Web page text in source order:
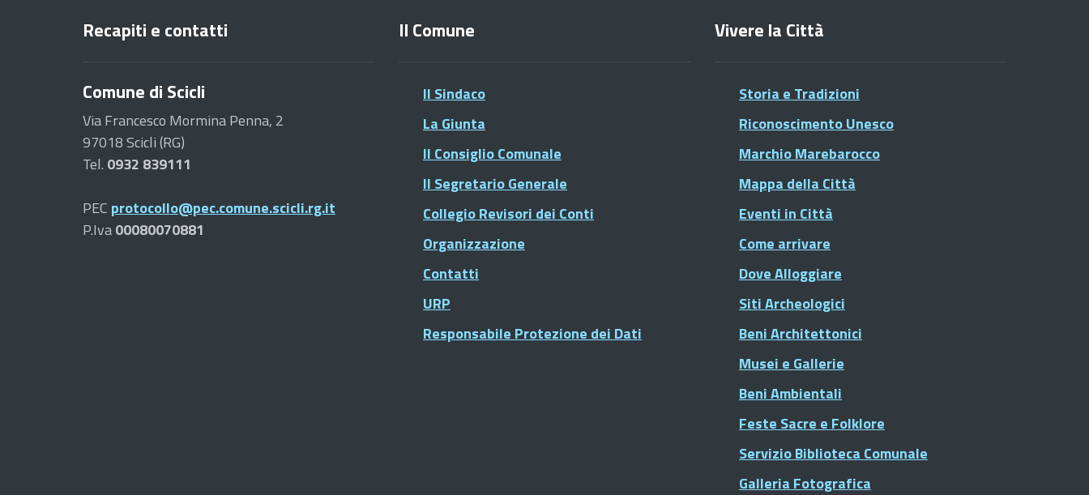
Recapiti e contatti
Comune di Scicli
Via Francesco Mormina Penna, 2
97018 Scicli (RG)
Tel. 0932 839111
PEC protocollo@pec.comune.scicli.rg.it
P.Iva00080070881
Il Comune
Il Sindaco
La Giunta
Il Consiglio Comunale
Il Segretario Generale
Collegio Revisori dei Conti
Organizzazione
Contatti
URP
Responsabile Protezione dei Dati
Vivere la Città
Storia e Tradizioni
Riconoscimento Unesco
Marchio Marebarocco
Mappa della Città
Eventi in Città
Come arrivare
Dove Alloggiare
Siti Archeologici
Beni Architettonici
Musei e Gallerie
Beni Ambientali
Feste Sacre e Folklore
Servizio Biblioteca Comunale
Galleria Fotografica